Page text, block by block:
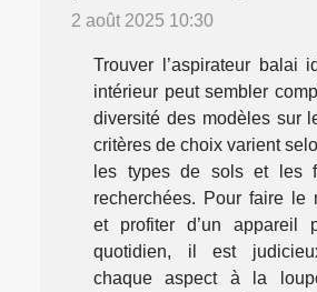
2 août 2025 10:30
Trouver l’aspirateur balai
intérieur peut sembler
diversité des modèles sur
critères de choix varient
les types de sols et les
recherchées. Pour faire le
et profiter d’un appareil
quotidien, il est
chaque aspect à la